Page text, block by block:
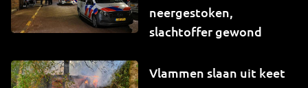
neergestoken,
slachtoffer gewond
Vlammen slaan uit keet